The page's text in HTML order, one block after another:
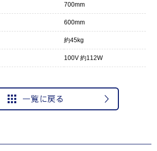
700mm
600mm
約45kg
100V 約112W